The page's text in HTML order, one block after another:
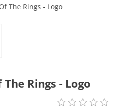
Rings - Logo